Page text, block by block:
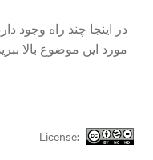
در اینجا چند راه وجود
مورد این موضوع بالا
License: